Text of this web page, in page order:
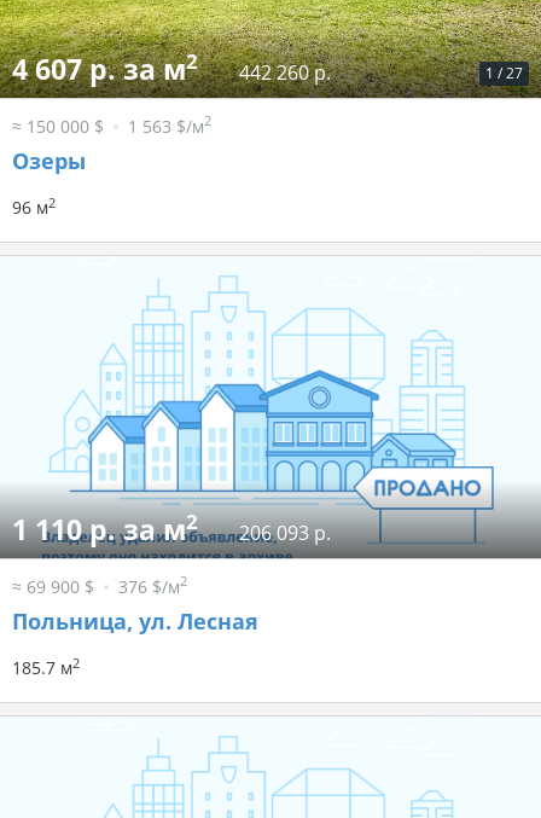
1 /27
4 607 р. за м2 442 260 р.
≈ 150 000 $ 1 563 $/м2
Озеры
96 м2
1 110 р. за м2 206 093 р.
≈ 69 900 $ 376 $/м2
Польница, ул. Лесная
185.7 м2